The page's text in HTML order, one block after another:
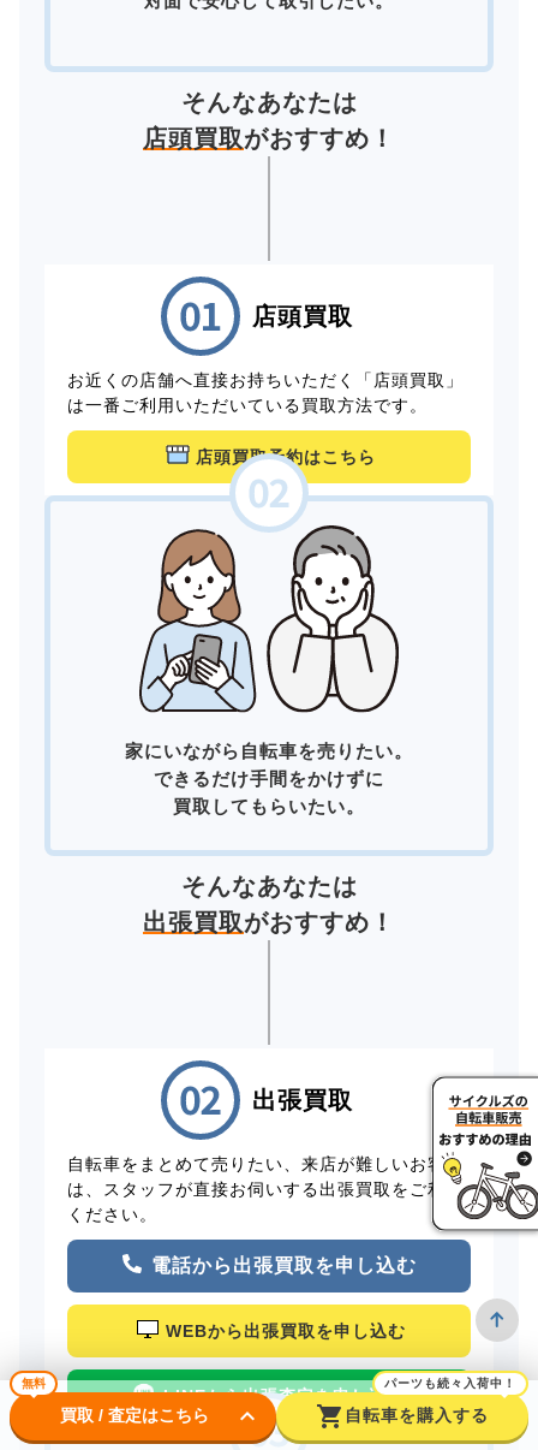
そんなあなたは
店頭買取がおすすめ！
店頭買取
お近くの店舗へ直接お持ちいただく「店頭買取」
は一番ご利用いただいている買取方法です。
店頭買取予約はこちら
家にいながら自転車を売りたい。
できるだけ手間をかけずに
買取してもらいたい。
そんなあなたは
出張買取がおすすめ！
出張買取
自転車をまとめて売りたい、来店が難しいお客様
は、スタッフが直接お伺いする出張買取をご利用
ください。
電話から出張買取を申し込む
WEBから出張買取を申し込む
LINEから出張査定を申し込む
無料
買取 / 査定はこちら keyboard_arrow_down shopping_cart
パーツも続々入荷中！
自転車を購入する